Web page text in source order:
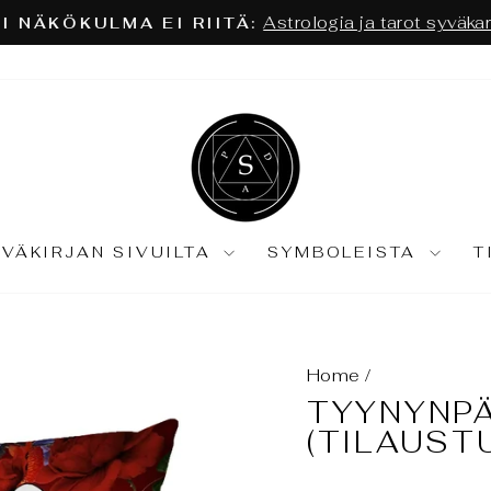
Keskeytä
EI RIITÄ: Astrologia ja tarot
SIVUILTA SYMBOLEISTA
Home /